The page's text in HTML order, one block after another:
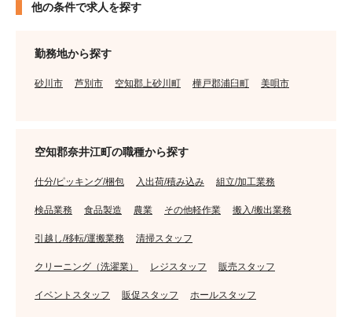
他の条件で求人を探す
勤務地から探す
砂川市 芦別市 空知郡上砂川町 樺戸郡浦臼町 美唄市
空知郡奈井江町の職種から探す
仕分/ピッキング/梱包 入出荷/積み込み 組立/加工業務
検品業務 食品製造 農業 その他軽作業 搬入/搬出業務
引越し/移転/運搬業務 清掃スタッフ
クリーニング（洗濯業） レジスタッフ 販売スタッフ
イベントスタッフ 販促スタッフ ホールスタッフ